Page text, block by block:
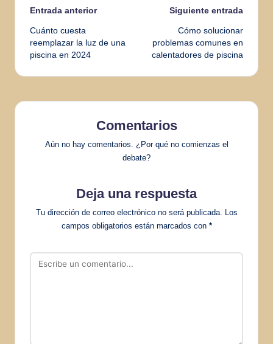
Navegación
de
entradas
Entrada anterior
Cuánto cuesta
reemplazar la luz de una
piscina en 2024
Siguiente entrada
Cómo solucionar
problemas comunes en
calentadores de piscina
Comentarios
Aún no hay comentarios. ¿Por qué no comienzas el
debate?
Deja una respuesta
Tu dirección de correo electrónico no será publicada. Los
campos obligatorios están marcados con *